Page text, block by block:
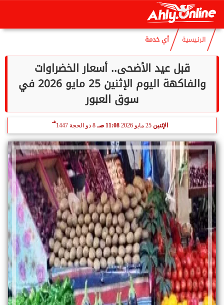
الإثنين
الرئيسية أي خدمة
قبل عيد الأضحى.. أسعار الخضراوات
والفاكهة اليوم الإثنين 25 مايو 2026 في
سوق العبور
الإثنين 11:08 صـ 8 ذو الحجة 1447
هـ